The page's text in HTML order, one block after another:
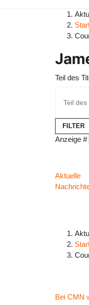
Teil des
FILTER
Anzeige #
Aktuelle
Bei CMN